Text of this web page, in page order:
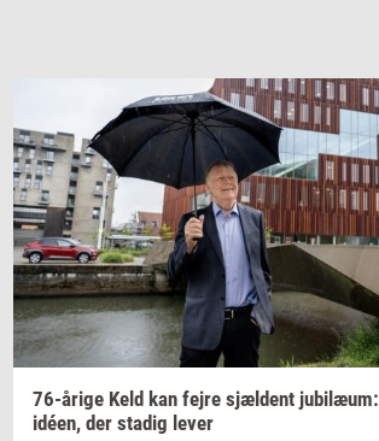
76-​årige Keld kan fejre sjæl­dent ju­bilæum:
idéen, der sta­dig lever